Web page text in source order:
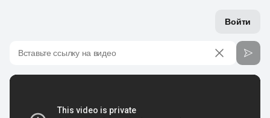
Войти
Вставьте ссылку на видео